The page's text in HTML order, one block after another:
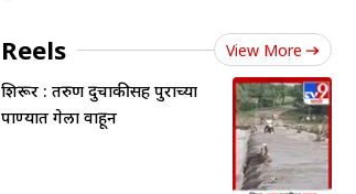
Reels View More
शिरूर : तरुण दुचाकीसह पुराच्या
पाण्यात गेला वाहून